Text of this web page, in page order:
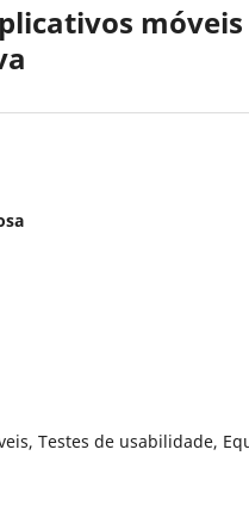
Testes de usabilidade,